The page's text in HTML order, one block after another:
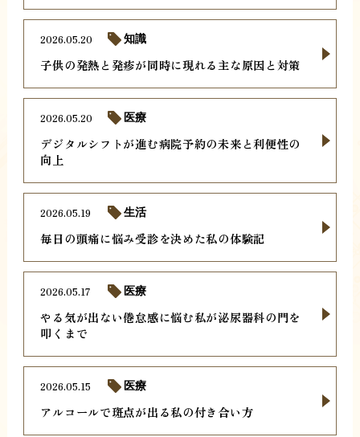
子供の発熱と発疹が同時に現れる主な原因と対策
2026.05.20 知識
デジタルシフトが進む病院予約の未来と利便性の
向上
2026.05.20 医療
毎日の頭痛に悩み受診を決めた私の体験記
2026.05.19 生活
やる気が出ない倦怠感に悩む私が泌尿器科の門を
叩くまで
2026.05.17 医療
アルコールで斑点が出る私の付き合い方
2026.05.15 医療